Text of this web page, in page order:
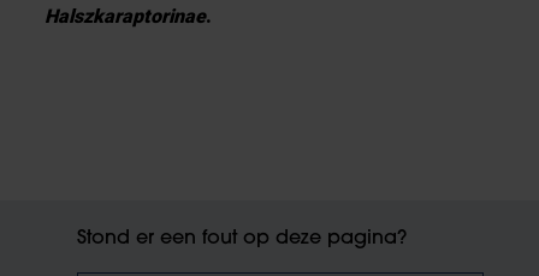
Halszkaraptorinae.
Stond er een fout op deze pagina?